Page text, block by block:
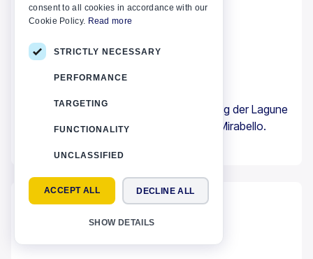
02 JANUAR 2024 Kreta
Insel Spinalonga
Spinalonga ist eine kleine Insel am Eingang der Lagune
von Elounda und nördlich des Golfs von Mirabello.
Mehr lesen
consent to all cookies in accordance with our
Cookie Policy. Read more
STRICTLY NECESSARY
PERFORMANCE
TARGETING
FUNCTIONALITY
UNCLASSIFIED
ACCEPT ALL DECLINE ALL
SHOW DETAILS